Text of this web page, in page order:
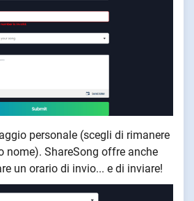
personale (scegli di rimanere
nome). ShareSong offre anche
un orario di invio... e di inviare!